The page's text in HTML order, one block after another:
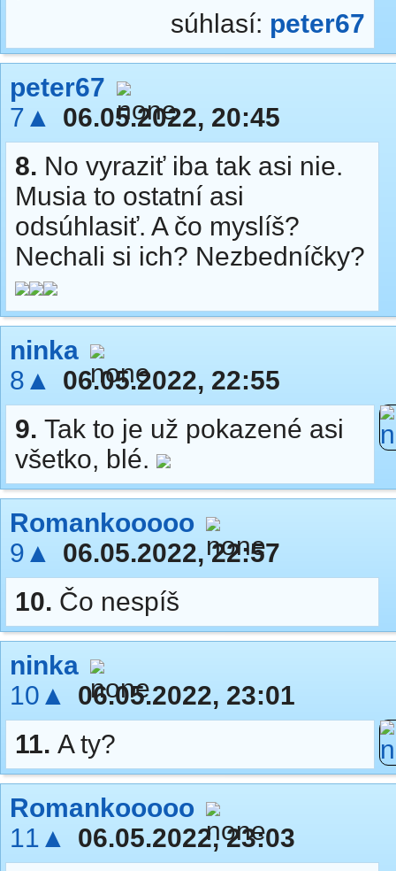
súhlasí: peter67
peter67
7▲
06.05.2022, 20:45
8. No vyraziť iba tak asi nie.
Musia to ostatní asi
odsúhlasiť. A čo myslíš?
Nechali si ich? Nezbedníčky?
ninka
8▲
06.05.2022, 22:55
9. Tak to je už pokazené asi
všetko, blé.
Romankooooo
9▲
06.05.2022, 22:57
10. Čo nespíš
ninka
10▲
06.05.2022, 23:01
11. A ty?
Romankooooo
11▲
06.05.2022, 23:03